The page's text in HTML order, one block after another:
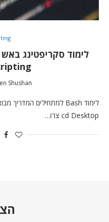
Shushan
cd Desktop צרו…